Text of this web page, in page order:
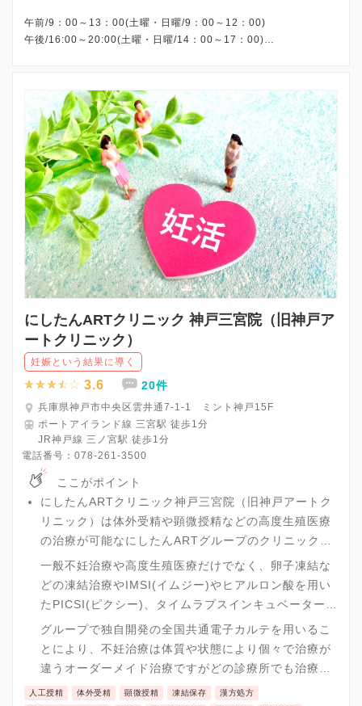
午前/9：00～13：00(土曜・日曜/9：00～12：00)
午後/16:00～20:00(土曜・日曜/14：00～17：00)
にしたんARTクリニック 神戸三宮院（旧神戸ア
ートクリニック）
妊娠という結果に導く
3.6 20件
兵庫県神戸市中央区雲井通7-1-1 ミント神戸15F
ポートアイランド線 三宮駅 徒歩1分
JR神戸線 三ノ宮駅 徒歩1分
電話番号： 078-261-3500
ここがポイント
にしたんARTクリニック神戸三宮院（旧神戸アートク
リニック）は体外受精や顕微授精などの高度生殖医療
の治療が可能なにしたんARTグループのクリニックで
す。
一般不妊治療や高度生殖医療だけでなく、卵子凍結な
どの凍結治療やIMSI(イムジー)やヒアルロン酸を用い
たPICSI(ピクシー)、タイムラプスインキュベーターな
どの先進医療を受けることが可能です。
グループで独自開発の全国共通電子カルテを用いるこ
とにより、不妊治療は体質や状態により個々で治療が
違うオーダーメイド治療ですがどの診療所でも治療な
どの対応が可能です。
人工授精 体外受精 顕微授精 凍結保存 漢方処方